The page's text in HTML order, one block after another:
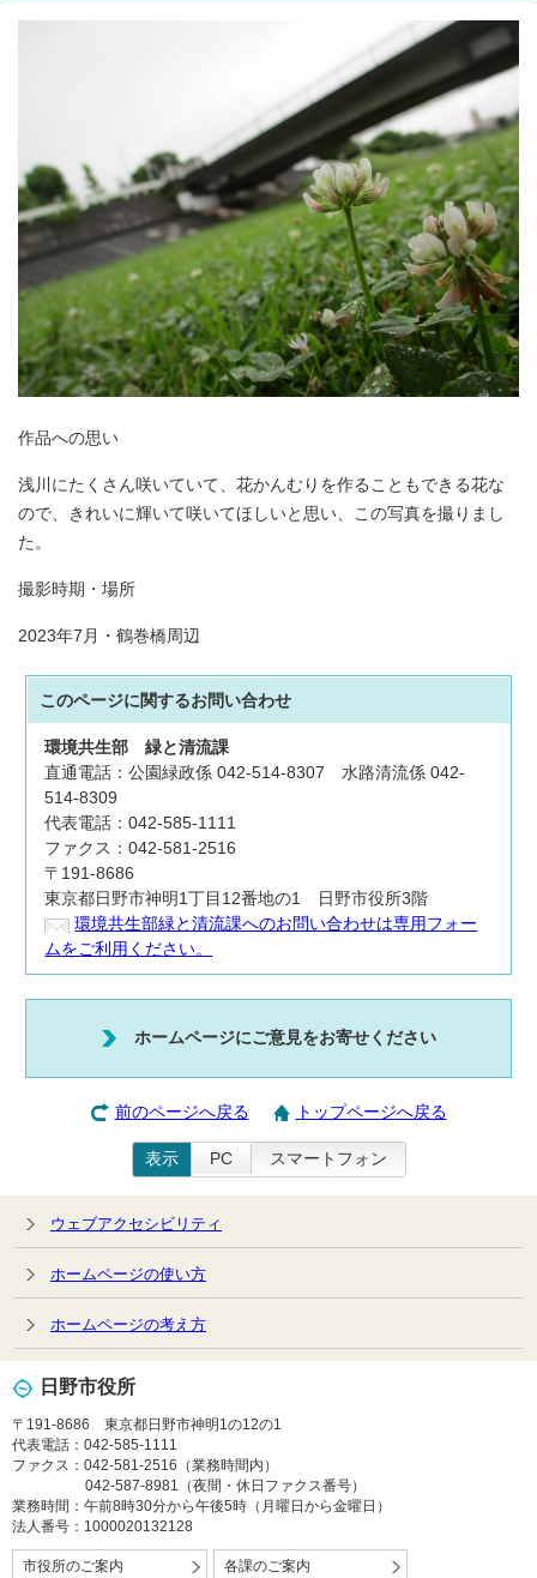
作品への思い
浅川にたくさん咲いていて、花かんむりを作ることもできる花な
ので、きれいに輝いて咲いてほしいと思い、この写真を撮りまし
た。
撮影時期・場所
2023年7月・鶴巻橋周辺
このページに関するお問い合わせ
環境共生部緑と清流課
直通電話：公園緑政係 042-514-8307 水路清流係 042-
514-8309
代表電話：042-585-1111
ファクス：042-581-2516
〒191-8686
東京都日野市神明1丁目12番地の1 日野市役所3階
環境共生部緑と清流課へのお問い合わせは専用フォー
ムをご利用ください。
ホームページにご意見をお寄せください
前のページへ戻る トップページへ戻る
表示 PC スマートフォン
ウェブアクセシビリティ
ホームページの使い方
ホームページの考え方
日野市役所
〒191-8686 東京都日野市神明1の12の1
代表電話：042-585-1111
ファクス：042-581-2516（業務時間内）
042-587-8981（夜間・休日ファクス番号）
業務時間：午前8時30分から午後5時（月曜日から金曜日）
法人番号：1000020132128
市役所のご案内 各課のご案内